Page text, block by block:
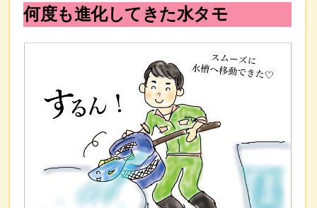
何度も進化してきた水タモ